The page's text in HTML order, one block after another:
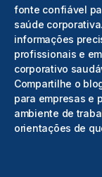
fonte confiável
saúde
informações
profissionais e
corporativo
Compartilhe o
para empresas e
ambiente de
orientações de